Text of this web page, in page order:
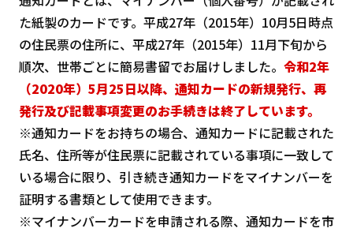
た紙製のカードです。平成27年（2015年）10月5日時点
の住民票の住所に、平成27年（2015年）11月下旬から
順次、世帯ごとに簡易書留でお届けしました。 令和2年
（2020年）5月25日以降、通知カードの新規発行、再
発行及び記載事項変更のお手続きは終了しています。
※通知カードをお持ちの場合、通知カードに記載された
氏名、住所等が住民票に記載されている事項に一致して
いる場合に限り、引き続き通知カードをマイナンバーを
証明する書類として使用できます。
※マイナンバーカードを申請される際、通知カードを市